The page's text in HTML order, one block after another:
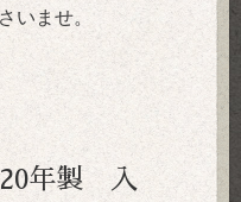
いませ。
年製 入